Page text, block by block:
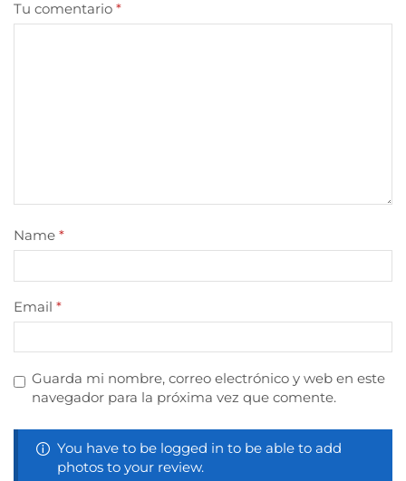
Tu comentario *
Name *
Email *
Guarda mi nombre, correo electrónico y web en este
navegador para la próxima vez que comente.
You have to be logged in to be able to add
photos to your review.